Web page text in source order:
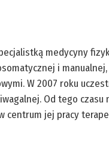
medycyny
i
W 2007 roku
Od tego czasu
centrum jej pracy